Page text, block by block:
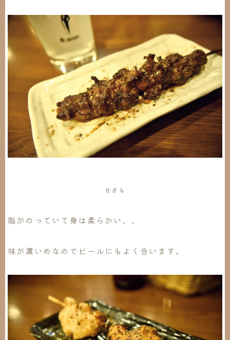
せぎも
脂がのっていて身は柔らかい、、
味が濃いめなのでビールにもよく合います。